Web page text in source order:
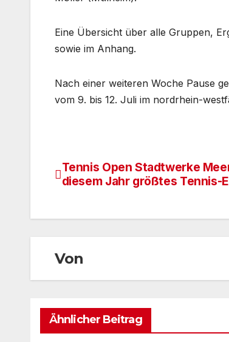
Eine Übersicht über alle Gruppen,
sowie im Anhang.
Nach einer weiteren Woche Pause
vom 9. bis 12. Juli im nordrhein-
Beitragsnavigation
Tennis Open Stadtwerke
diesem Jahr größtes Tennis-
Von
Ähnlicher Beitrag